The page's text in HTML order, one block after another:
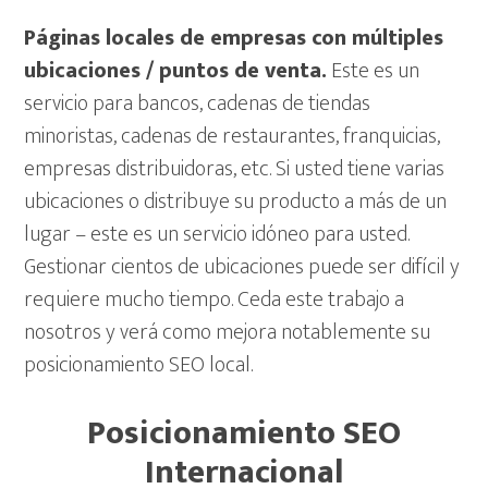
Páginas locales de empresas con múltiples
ubicaciones / puntos de venta.Este es un
servicio para bancos, cadenas de tiendas
minoristas, cadenas de restaurantes, franquicias,
empresas distribuidoras, etc. Si usted tiene varias
ubicaciones o distribuye su producto a más de un
lugar – este es un servicio idóneo para usted.
Gestionar cientos de ubicaciones puede ser difícil y
requiere mucho tiempo. Ceda este trabajo a
nosotros y verá como mejora notablemente su
posicionamiento SEO local.
Posicionamiento SEO
Internacional